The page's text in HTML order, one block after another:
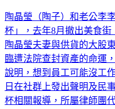
陶晶瑩（陶子）和老公李
杯」，去年8月撤出美食
陶晶瑩夫妻與供貨的大股
臨遭法院查封資產的命運
說明，想到員工可能沒工
日在社群上發出聲明及民
杯相關報導，所屬律師團